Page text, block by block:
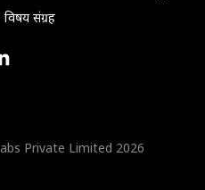
विषय संग्रह
Private Limited 2026